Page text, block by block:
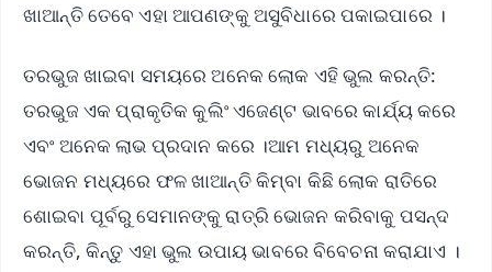
ଖାଆନ୍ତି ତେବେ ଏହା ଆପଣଙ୍କୁ ଅସୁବିଧାରେ ପକାଇପାରେ ।
ତରଭୁଜ ଖାଇବା ସମୟରେ ଅନେକ ଲୋକ ଏହି ଭୁଲ କରନ୍ତି:
ତରଭୁଜ ଏକ ପ୍ରାକୃତିକ କୁଲିଂ ଏଜେଣ୍ଟ ଭାବରେ କାର୍ଯ୍ୟ କରେ
ଏବଂ ଅନେକ ଲାଭ ପ୍ରଦାନ କରେ ।ଆମ ମଧ୍ୟରୁ ଅନେକ
ଭୋଜନ ମଧ୍ୟରେ ଫଳ ଖାଆନ୍ତି କିମ୍ବା କିଛି ଲୋକ ରାତିରେ
ଶୋଇବା ପୂର୍ବରୁ ସେମାନଙ୍କୁ ରାତ୍ରି ଭୋଜନ କରିବାକୁ ପସନ୍ଦ
କରନ୍ତି, କିନ୍ତୁ ଏହା ଭୁଲ ଉପାୟ ଭାବରେ ବିବେଚନା କରାଯାଏ ।